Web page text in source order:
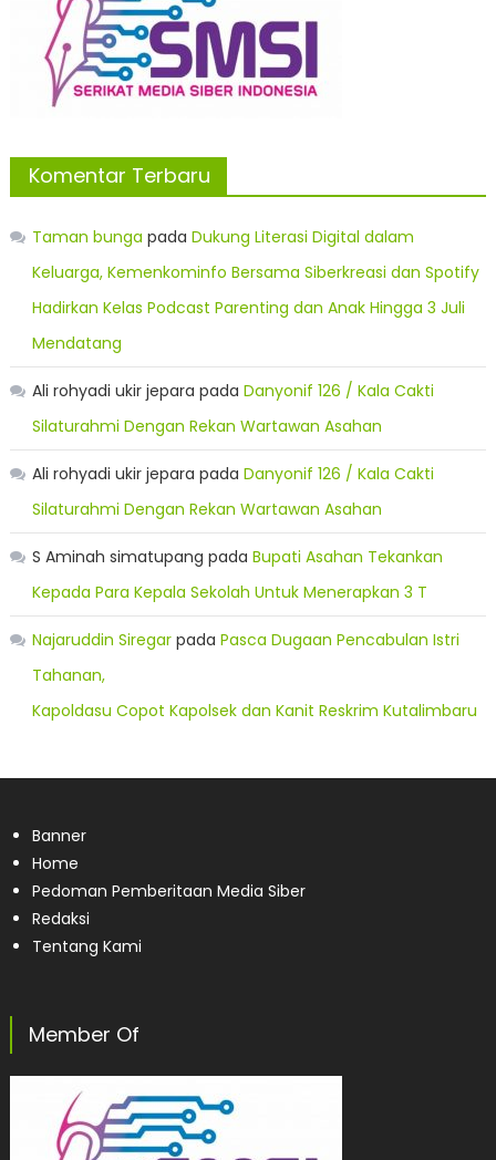
Komentar Terbaru
Taman bunga pada Dukung Literasi Digital dalam
Keluarga, Kemenkominfo Bersama Siberkreasi dan Spotify
Hadirkan Kelas Podcast Parenting dan Anak Hingga 3 Juli
Mendatang
Ali rohyadi ukir jepara pada Danyonif 126 / Kala Cakti
Silaturahmi Dengan Rekan Wartawan Asahan
Ali rohyadi ukir jepara pada Danyonif 126 / Kala Cakti
Silaturahmi Dengan Rekan Wartawan Asahan
S Aminah simatupang pada Bupati Asahan Tekankan
Kepada Para Kepala Sekolah Untuk Menerapkan 3 T
Najaruddin Siregarpada Pasca Dugaan Pencabulan Istri
Tahanan,
Kapoldasu Copot Kapolsek dan Kanit Reskrim Kutalimbaru
Banner
Home
Pedoman Pemberitaan Media Siber
Redaksi
Tentang Kami
Member Of